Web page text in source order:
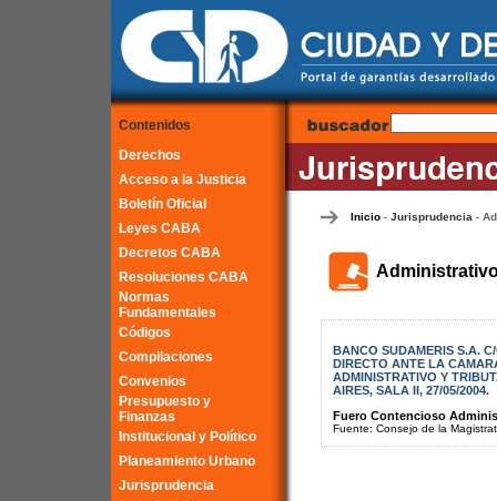
Contenidos
Derechos
Acceso a la Justicia
Boletín Oficial
Leyes CABA
Decretos CABA
Resoluciones CABA
Normas
Fundamentales
Códigos
Compilaciones
Convenios
Presupuesto y
Finanzas
Institucional y Político
Planeamiento Urbano
Jurisprudencia
Inicio- Jurisprudencia-
BANCO SUDAMERIS S.A.
DIRECTO ANTE LA
ADMINISTRATIVO Y
AIRES, SALA II, 27/05/2004.
Fuero Contencioso
Fuente: Consejo de la